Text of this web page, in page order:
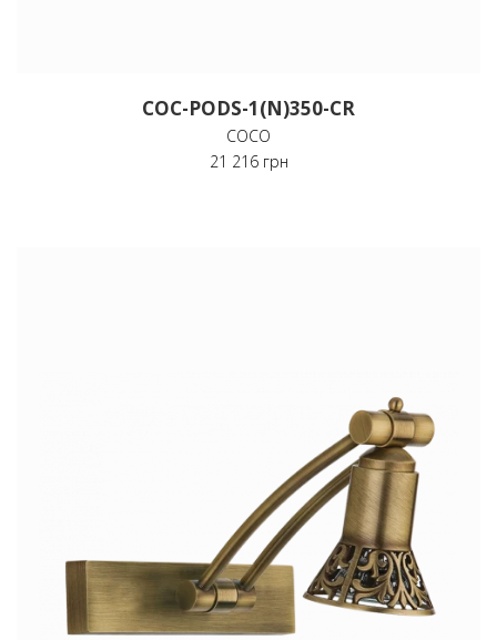
COC-PODS-1(N)350-CR
COCO
21 216 грн